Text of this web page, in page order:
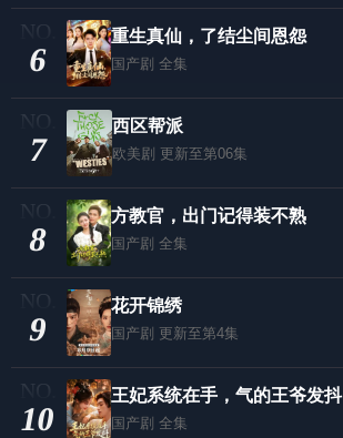
6
重生真仙，了结尘间恩怨
国产剧 全集
7
西区帮派
欧美剧 更新至第06集
8
方教官，出门记得装不熟
国产剧 全集
9
花开锦绣
国产剧 更新至第4集
10
王妃系统在手，气的王爷发抖
国产剧 全集